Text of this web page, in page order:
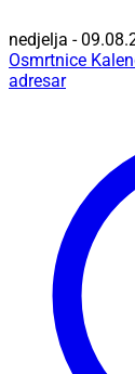
nedjelja -
Osmrtnice
adresar